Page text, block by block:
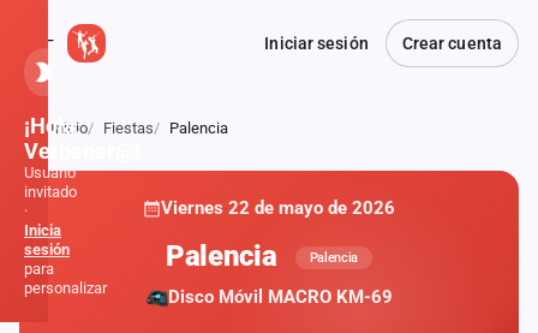
Iniciar sesión Crear cuenta
Atrás
Inicio Fiestas Palencia
Viernes 22 de mayo de 2026
Palencia Palencia
Disco Móvil MACRO KM-69
¡Hola,
Verbener@!
Usuario
invitado
·
Inicia
sesión
para
personalizar